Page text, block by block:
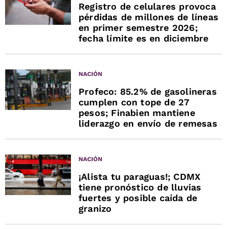
Registro de celulares provoca
pérdidas de millones de líneas
en primer semestre 2026;
fecha límite es en diciembre
NACIÓN
Profeco: 85.2% de gasolineras
cumplen con tope de 27
pesos; Finabien mantiene
liderazgo en envío de remesas
NACIÓN
¡Alista tu paraguas!; CDMX
tiene pronóstico de lluvias
fuertes y posible caída de
granizo